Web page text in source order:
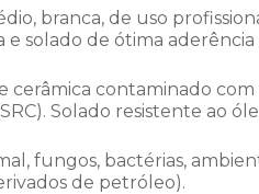
branca, de uso
solado de ótima
cerâmica contaminado
Solado resistente ao
fungos, bactérias,
de petróleo).